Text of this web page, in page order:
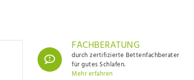
FACHBERATUNG
durch zertifizierte Bettenfachberater
für gutes Schlafen.
Mehr erfahren